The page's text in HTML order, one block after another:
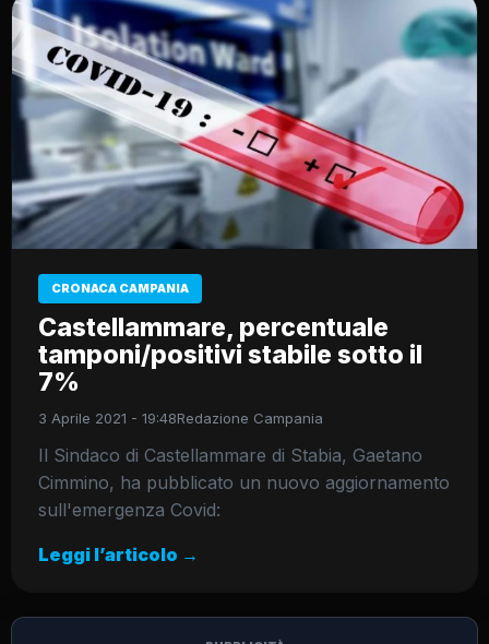
CRONACA CAMPANIA
Castellammare, percentuale
tamponi/positivi stabile sotto il
7%
3 Aprile 2021 - 19:48Redazione Campania
Il Sindaco di Castellammare di Stabia, Gaetano
Cimmino, ha pubblicato un nuovo aggiornamento
sull'emergenza Covid:
Leggi l’articolo →